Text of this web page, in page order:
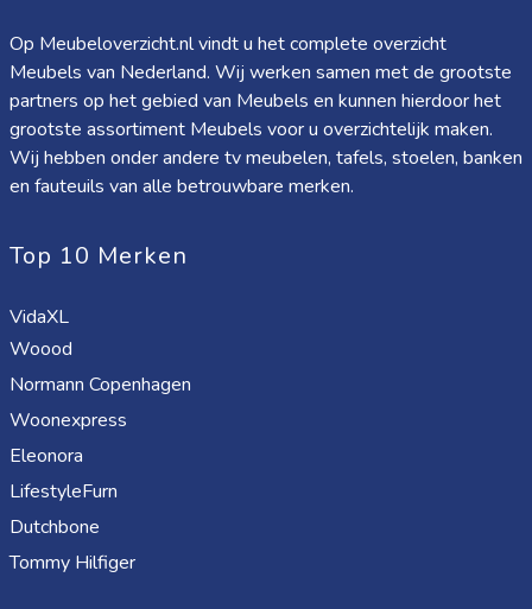
Op Meubeloverzicht.nl vindt u het complete overzicht
Meubels van Nederland. Wij werken samen met de grootste
partners op het gebied van Meubels en kunnen hierdoor het
grootste assortiment Meubels voor u overzichtelijk maken.
Wij hebben onder andere tv meubelen, tafels, stoelen, banken
en fauteuils van alle betrouwbare merken.
Top 10 Merken
VidaXL
Woood
Normann Copenhagen
Woonexpress
Eleonora
LifestyleFurn
Dutchbone
Tommy Hilfiger